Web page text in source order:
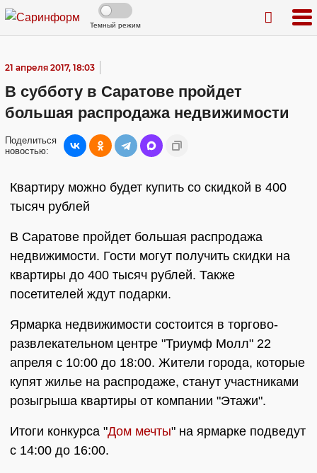
Темный режим
21 апреля 2017, 18:03
В субботу в Саратове пройдет
большая распродажа недвижимости
Поделиться
новостью:
Квартиру можно будет купить со скидкой в 400
тысяч рублей
В Саратове пройдет большая распродажа
недвижимости. Гости могут получить скидки на
квартиры до 400 тысяч рублей. Также
посетителей ждут подарки.
Ярмарка недвижимости состоится в торгово-
развлекательном центре "Триумф Молл" 22
апреля с 10:00 до 18:00. Жители города, которые
купят жилье на распродаже, станут участниками
розыгрыша квартиры от компании "Этажи".
Итоги конкурса "Дом мечты" на ярмарке подведут
с 14:00 до 16:00.